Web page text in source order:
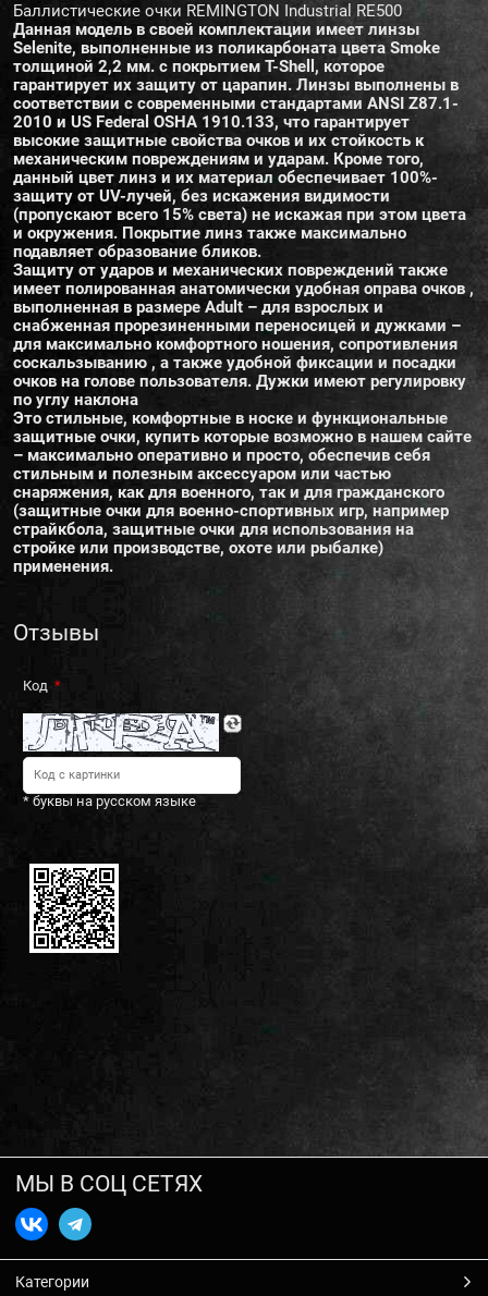
Баллистические очки REMINGTON Industrial RE500
Данная модель в своей комплектации имеет линзы
Selenite, выполненные из поликарбоната цвета Smoke
толщиной 2,2 мм. с покрытием T-Shell, которое
гарантирует их защиту от царапин. Линзы выполнены в
соответствии с современными стандартами АNSI Z87.1-
2010 и US Federal OSHA 1910.133, что гарантирует
высокие защитные свойства очков и их стойкость к
механическим повреждениям и ударам. Кроме того,
данный цвет линз и их материал обеспечивает 100%-
защиту от UV-лучей, без искажения видимости
(пропускают всего 15% света) не искажая при этом цвета
и окружения. Покрытие линз также максимально
подавляет образование бликов.
Защиту от ударов и механических повреждений также
имеет полированная анатомически удобная оправа очков ,
выполненная в размере Adult – для взрослых и
снабженная прорезиненными переносицей и дужками –
для максимально комфортного ношения, сопротивления
соскальзыванию , а также удобной фиксации и посадки
очков на голове пользователя. Дужки имеют регулировку
по углу наклона
Это стильные, комфортные в носке и функциональные
защитные очки, купить которые возможно в нашем сайте
– максимально оперативно и просто, обеспечив себя
стильным и полезным аксессуаром или частью
снаряжения, как для военного, так и для гражданского
(защитные очки для военно-спортивных игр, например
страйкбола, защитные очки для использования на
стройке или производстве, охоте или рыбалке)
применения.
Отзывы
Код
* буквы на русском языке
МЫ В СОЦ СЕТЯХ
Категории